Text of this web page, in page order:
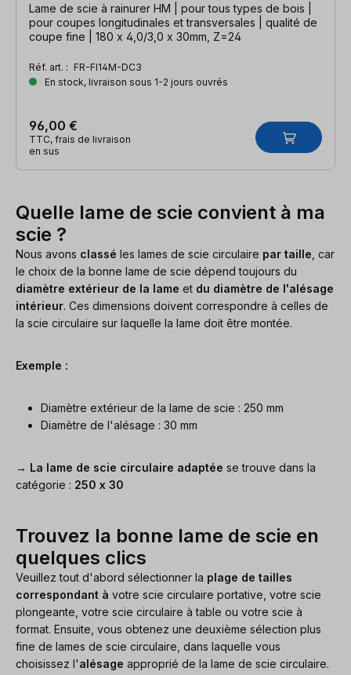
Lame de scie à rainurer HM | pour tous types de bois |
pour coupes longitudinales et transversales | qualité de
coupe fine | 180 x 4,0/3,0 x 30mm, Z=24
Réf. art. : FR-FI14M-DC3
En stock, livraison sous 1-2 jours ouvrés
96,00 €
TTC, frais de livraison
en sus
Quelle lame de scie convient à ma
scie ?
Nous avons classé les lames de scie circulaire par taille , car
le choix de la bonne lame de scie dépend toujours du
diamètre extérieur de la lame et du diamètre de l'alésage
intérieur. Ces dimensions doivent correspondre à celles de
la scie circulaire sur laquelle la lame doit être montée.
Exemple :
Diamètre extérieur de la lame de scie : 250 mm
Diamètre de l'alésage : 30 mm
→ La lame de scie circulaire adaptée se trouve dans la
catégorie : 250 x 30
Trouvez la bonne lame de scie en
quelques clics
Veuillez tout d'abord sélectionner la plage de tailles
correspondant à votre scie circulaire portative, votre scie
plongeante, votre scie circulaire à table ou votre scie à
format. Ensuite, vous obtenez une deuxième sélection plus
fine de lames de scie circulaire, dans laquelle vous
choisissez l'alésage approprié de la lame de scie circulaire.